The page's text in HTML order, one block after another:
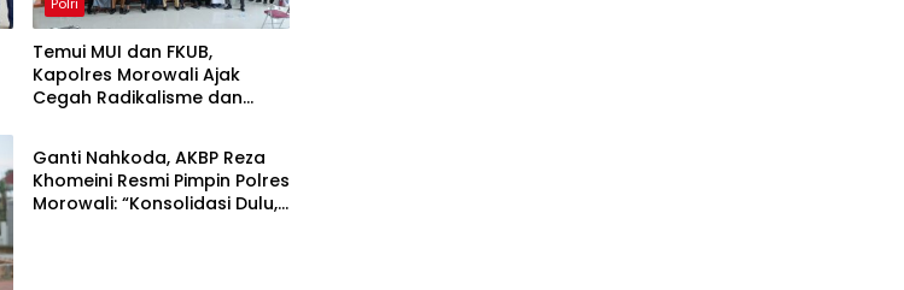
Temui MUI dan FKUB,
Kapolres Morowali Ajak
Cegah Radikalisme dan
Polri
Ganti Nahkoda, AKBP Reza
Khomeini Resmi Pimpin Polres
Morowali: “Konsolidasi Dulu,